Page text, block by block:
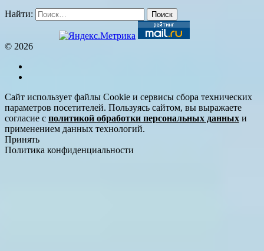
Найти:
© 2026
Сайт использует файлы Cookie и сервисы сбора технических
параметров посетителей. Пользуясь сайтом, вы выражаете
согласие с политикой обработки персональных данных и
применением данных технологий.
Принять
Политика конфиденциальности